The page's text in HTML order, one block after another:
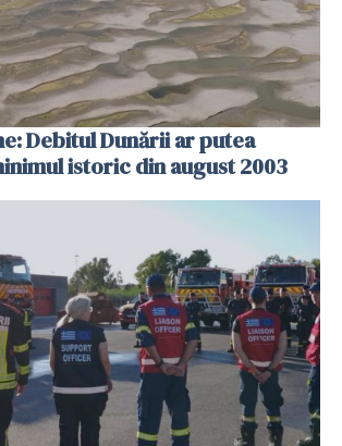
Debitul Dunării ar putea
istoric din august 2003